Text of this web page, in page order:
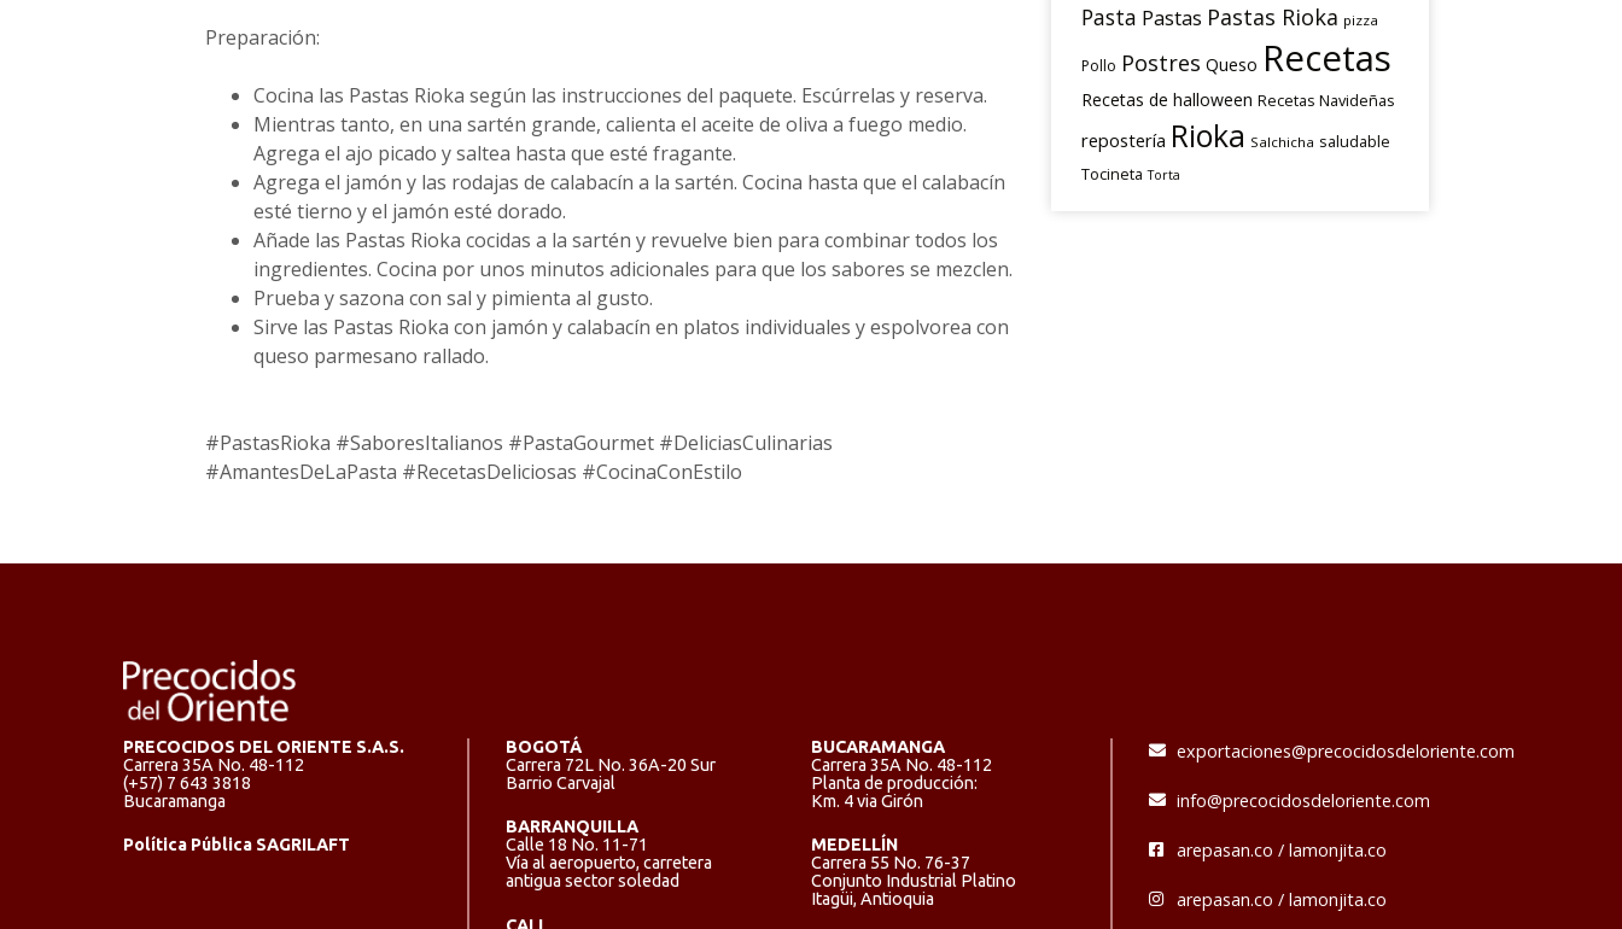
Preparación:
Cocina las Pastas Rioka según las instrucciones del paquete. Escúrrelas y reserva.
Mientras tanto, en una sartén grande, calienta el aceite de oliva a fuego medio.
Agrega el ajo picado y saltea hasta que esté fragante.
Agrega el jamón y las rodajas de calabacín a la sartén. Cocina hasta que el calabacín
esté tierno y el jamón esté dorado.
Añade las Pastas Rioka cocidas a la sartén y revuelve bien para combinar todos los
ingredientes. Cocina por unos minutos adicionales para que los sabores se mezclen.
Prueba y sazona con sal y pimienta al gusto.
Sirve las Pastas Rioka con jamón y calabacín en platos individuales y espolvorea con
queso parmesano rallado.
#PastasRioka #SaboresItalianos #PastaGourmet #DeliciasCulinarias
#AmantesDeLaPasta #RecetasDeliciosas #CocinaConEstilo
Pasta Pastas Pastas Rioka pizza
Pollo Postres Queso Recetas
Recetas de halloween Recetas Navideñas
repostería Rioka Salchicha saludable
Tocineta Torta
PRECOCIDOS DEL ORIENTE S.A.S.
Carrera 35A No. 48-112
(+57) 7 643 3818
Bucaramanga
Política Pública SAGRILAFT
BOGOTÁ
Carrera 72L No. 36A-20 Sur
Barrio Carvajal
BARRANQUILLA
Calle 18 No. 11-71
Vía al aeropuerto, carretera
antigua sector soledad
BUCARAMANGA
Carrera 35A No. 48-112
Planta de producción:
Km. 4 via Girón
MEDELLÍN
Carrera 55 No. 76-37
Conjunto Industrial Platino
Itagüi, Antioquia
exportaciones@precocidosdeloriente.com
info@precocidosdeloriente.com
arepasan.co / lamonjita.co
arepasan.co / lamonjita.co